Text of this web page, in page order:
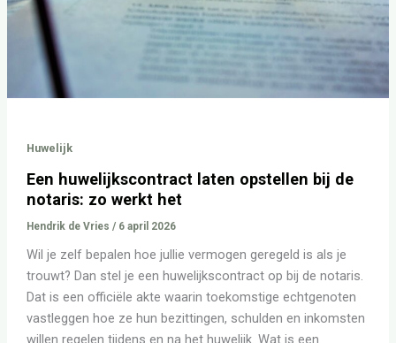
Huwelijk
Een huwelijkscontract laten opstellen bij de
notaris: zo werkt het
Hendrik de Vries / 6 april 2026
Wil je zelf bepalen hoe jullie vermogen geregeld is als je
trouwt? Dan stel je een huwelijkscontract op bij de notaris.
Dat is een officiële akte waarin toekomstige echtgenoten
vastleggen hoe ze hun bezittingen, schulden en inkomsten
willen regelen tijdens en na het huwelijk. Wat is een
werkt
het